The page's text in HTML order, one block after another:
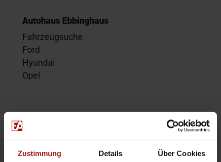
Zustimmung Details Über Cookies
Autohaus Ebbinghaus
Fahrzeugsuche
Ford
Hyundai
Opel
Kontakt
Probefahrt